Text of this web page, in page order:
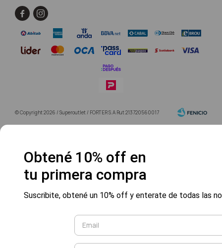
 
© Copyright 2026 / Superoutlet / FORTER S.A Rut 213720560017
Obtené 10% off en
tu primera compra
Suscribite, obtené un 10% off y enterate de todas las